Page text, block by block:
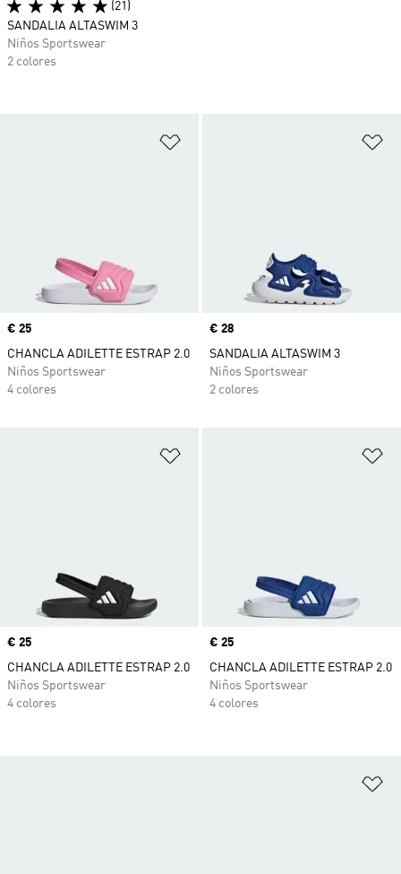
Precio
€ 25
CHANCLA ADILETTE ESTRAP 2.0
Niños Sportswear
4 colores
Precio
€ 28
SANDALIA ALTASWIM 3
Niños Sportswear
2 colores
Precio
€ 25
CHANCLA ADILETTE ESTRAP 2.0
Niños Sportswear
4 colores
Precio
€ 25
CHANCLA ADILETTE ESTRAP 2.0
Niños Sportswear
4 colores
(21)
SANDALIA ALTASWIM 3
Niños Sportswear
2 colores